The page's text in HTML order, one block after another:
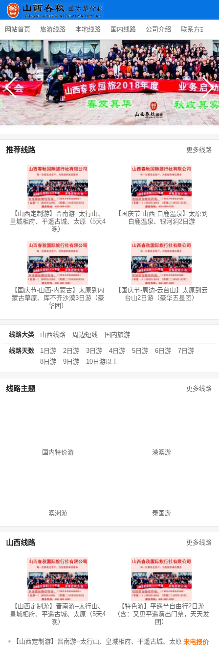
网站首页 旅游线路 本地线路 国内线路 公司介绍 联系方式
更多线路
推荐线路
【山西定制游】晋南游--太行山、
皇城相府、平遥古城、太原（5天4
晚）
【国庆节-山西-白鹿温泉】太原到
白鹿温泉、银河洞2日游
【国庆节-山西-内蒙古】太原到内
蒙古草原、库不齐沙漠3日游（豪
华团）
【国庆节-周边-云台山】太原到云
台山2日游（豪华五星团）
线路大类 山西线路 周边短线 国内旅游
线路天数 1日游 2日游 3日游 4日游 5日游 6日游
7日游
8日游
9日游 10日游以上
更多线路
线路主题
国内特价游 港澳游
澳洲游 泰国游
更多线路
山西线路
【山西定制游】晋南游--太行山、
皇城相府、平遥古城、太原（5天4
晚）
【特色游】平遥半自由行2日游
（含：又见平遥演出门票，天天发
团）
来电报价
【山西定制游】晋南游--太行山、皇城相府、平遥古城、太原